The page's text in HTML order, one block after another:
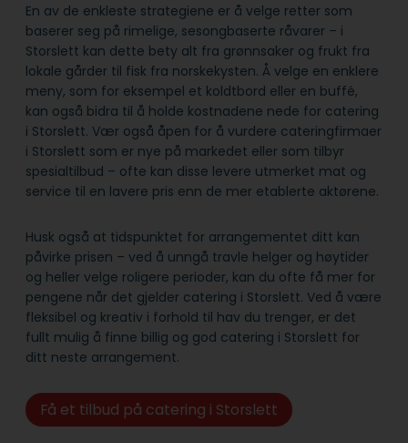
En av de enkleste strategiene er å velge retter som
baserer seg på rimelige, sesongbaserte råvarer – i
Storslett kan dette bety alt fra grønnsaker og frukt fra
lokale gårder til fisk fra norskekysten. Å velge en enklere
meny, som for eksempel et koldtbord eller en buffé,
kan også bidra til å holde kostnadene nede for catering
i Storslett. Vær også åpen for å vurdere cateringfirmaer
i Storslett som er nye på markedet eller som tilbyr
spesialtilbud – ofte kan disse levere utmerket mat og
service til en lavere pris enn de mer etablerte aktørene.
Husk også at tidspunktet for arrangementet ditt kan
påvirke prisen – ved å unngå travle helger og høytider
og heller velge roligere perioder, kan du ofte få mer for
pengene når det gjelder catering i Storslett. Ved å være
fleksibel og kreativ i forhold til hav du trenger, er det
fullt mulig å finne billig og god catering i Storslett for
ditt neste arrangement.
Få et tilbud på catering i Storslett